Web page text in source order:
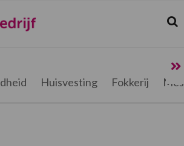
Huisvesting Fokkerij